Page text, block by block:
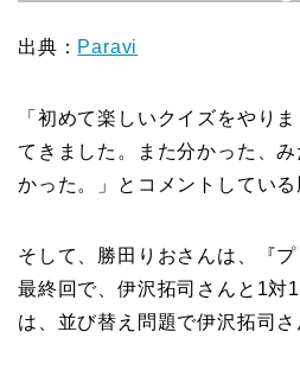
出典： Paravi
「初めて楽しいクイズをやり
てきました。また分かった、
かった。」とコメントしている
そして、勝田りおさんは、『
最終回で、伊沢拓司さんと1対
は、並び替え問題で伊沢拓司さ